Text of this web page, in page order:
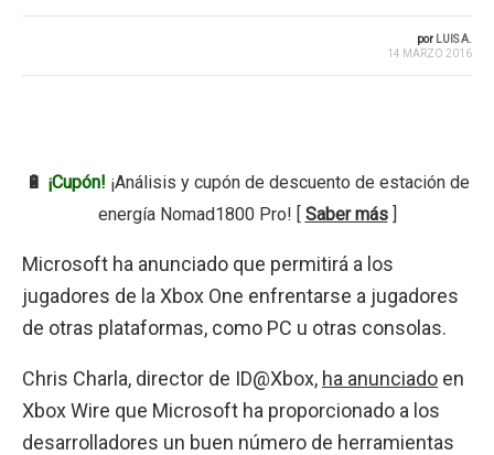
por LUIS A.
14 MARZO 2016
🔋 ¡Cupón! ¡Análisis y cupón de descuento de estación de
energía Nomad1800 Pro! [ Saber más]
Microsoft ha anunciado que permitirá a los
jugadores de la Xbox One enfrentarse a jugadores
de otras plataformas, como PC u otras consolas.
Chris Charla, director de ID@Xbox, ha anunciado en
Xbox Wire que Microsoft ha proporcionado a los
desarrolladores un buen número de herramientas